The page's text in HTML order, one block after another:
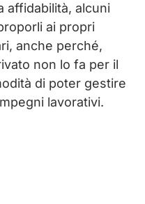
affidabilità, alcuni
ai propri
anche perché,
non lo fa per il
di poter gestire
lavorativi.